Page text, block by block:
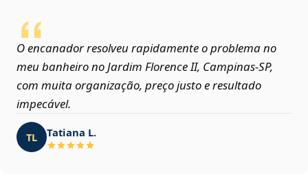
O encanador resolveu rapidamente o problema no
meu banheiro no Jardim Florence II, Campinas‑SP,
com muita organização, preço justo e resultado
impecável.
TL Tatiana L.